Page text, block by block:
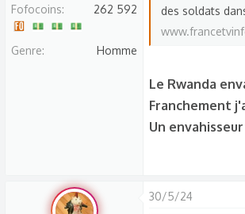
Fofocoins
262 592
Genre Homme
des soldats
Le Rwanda
Franchement
Un
30/5/24